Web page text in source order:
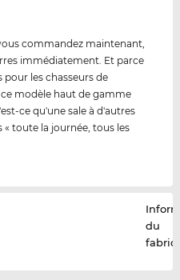
commandez maintenant,
immédiatement. Et parce
pour les chasseurs de
modèle haut de gamme
ce qu'une sale à d'autres
« toute la journée, tous les
du